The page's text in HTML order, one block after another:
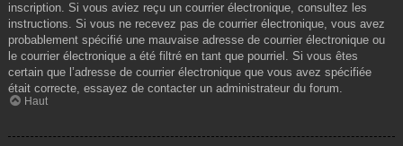
inscription. Si vous aviez reçu un courrier électronique, consultez les
instructions. Si vous ne recevez pas de courrier électronique, vous avez
probablement spécifié une mauvaise adresse de courrier électronique ou
le courrier électronique a été filtré en tant que pourriel. Si vous êtes
certain que l’adresse de courrier électronique que vous avez spécifiée
était correcte, essayez de contacter un administrateur du forum.
Haut